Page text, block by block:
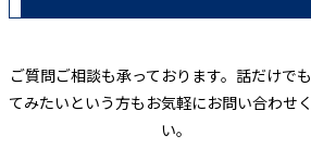
ご質問ご相談も承っております。話だけで
てみたいという方もお気軽にお問い合わせ
い。